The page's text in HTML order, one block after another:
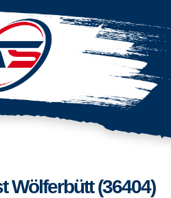
Wölferbütt (36404)